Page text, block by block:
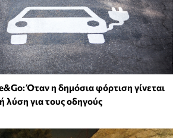
Όταν η δημόσια φόρτιση γίνεται
λύση για τους οδηγούς